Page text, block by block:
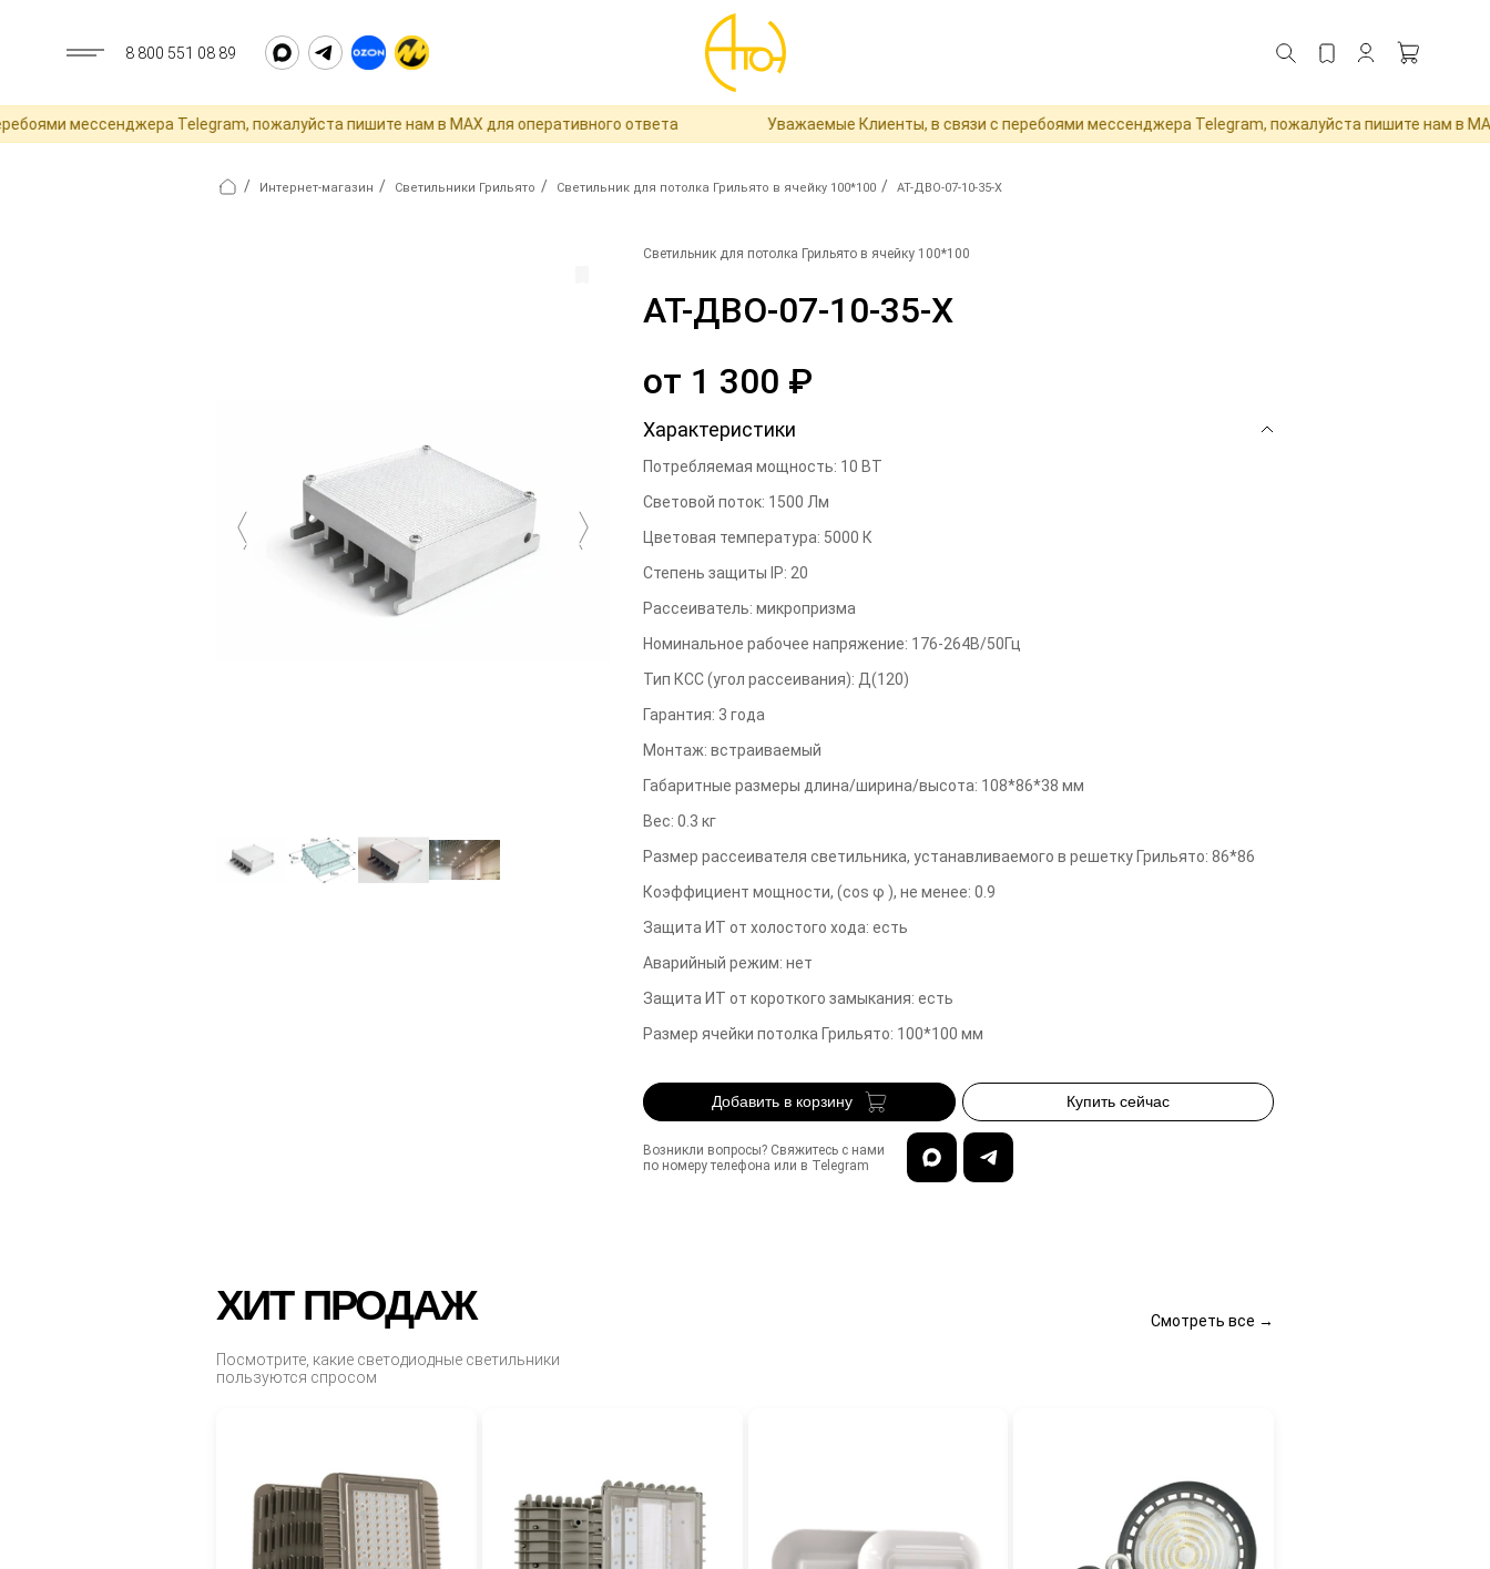
8 800 551 08 89
мессенджера Telegram, пожалуйста пишите нам в MAX для оперативного ответа Уважаемые Клиенты, в связи с перебоями мессенджера Telegram, пожалуйста пишите нам в MAX
/ Интернет-магазин / Светильники Грильято / Светильник для потолка Грильято в ячейку 100*100 / АТ-ДВО-07-10-35-Х
Светильник для потолка Грильято в ячейку 100*100
АТ-ДВО-07-10-35-Х
от 1 300 ₽
Характеристики
Потребляемая мощность: 10 ВТ
Световой поток: 1500 Лм
Цветовая температура: 5000 К
Степень защиты IP: 20
Рассеиватель: микропризма
Номинальное рабочее напряжение: 176-264В/50Гц
Тип КСС (угол рассеивания): Д(120)
Гарантия: 3 года
Монтаж: встраиваемый
Габаритные размеры длина/ширина/высота: 108*86*38 мм
Вес: 0.3 кг
Размер рассеивателя светильника, устанавливаемого в решетку Грильято: 86*86
Коэффициент мощности, (cos φ ), не менее: 0.9
Защита ИТ от холостого хода: есть
Аварийный режим: нет
Защита ИТ от короткого замыкания: есть
Размер ячейки потолка Грильято: 100*100 мм
Добавить в корзину Купить сейчас
Возникли вопросы? Свяжитесь с нами
по номеру телефона или в Telegram
ХИТ ПРОДАЖ Смотреть все →
Посмотрите, какие светодиодные светильники
пользуются спросом